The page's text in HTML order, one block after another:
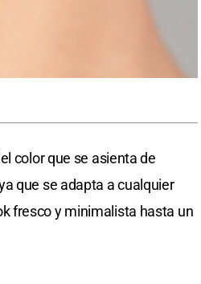
color que se asienta de
que se adapta a cualquier
fresco y minimalista hasta un